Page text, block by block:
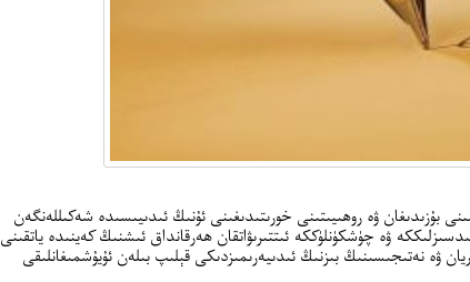
بۇزىدىغان ۋە روھىيىتىنى خورىتىدىغىنى ئۇنىڭ ئىدىيىسىدە شەكىللەنگەن
ۋە چۈشكۈنلۈككە ئىتتىرىۋاتقان ھەرقانداق ئىشنىڭ كەينىدە ياتقىنى
ۋە نەتىجىسىنىڭ بىزنىڭ ئىدىيەرىمىزدىكى قېلىپ بىلەن ئۇيۇشمىغانلىقى